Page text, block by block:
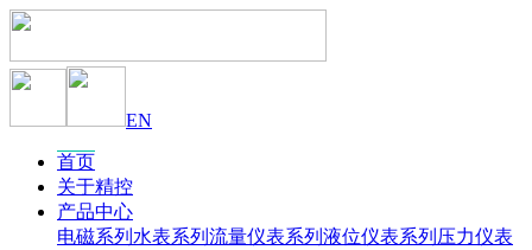
EN
首页
关于精控
产品中心
电磁系列 水表系列 流量仪表系列 液位仪表系列 压力仪表